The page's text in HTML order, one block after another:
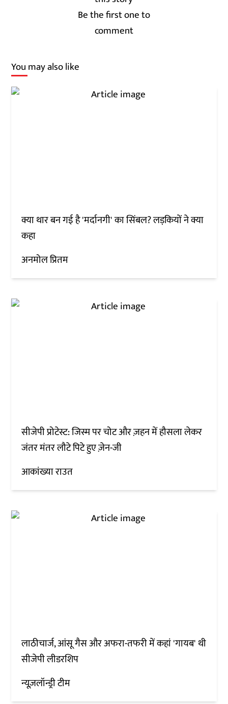
Be the first one to
comment
You may also like
क्या थार बन गई है 'मर्दानगी' का सिंबल? लड़कियों ने क्या
कहा
अनमोल प्रितम
सीजेपी प्रोटेस्ट: जिस्म पर चोट और ज़हन में हौसला लेकर
जंतर मंतर लौटे पिटे हुए ज़ेन-जी
आकांख्या राउत
लाठीचार्ज, आंसू गैस और अफरा-तफरी में कहां 'गायब' थी
सीजेपी लीडरशिप
न्यूज़लॉन्ड्री टीम